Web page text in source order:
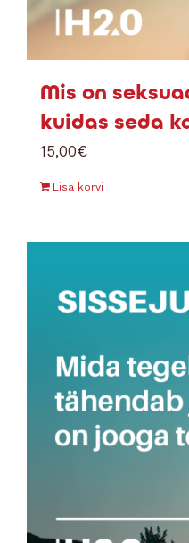
Mis on
kuidas seda
15,00€
Lisa korvi